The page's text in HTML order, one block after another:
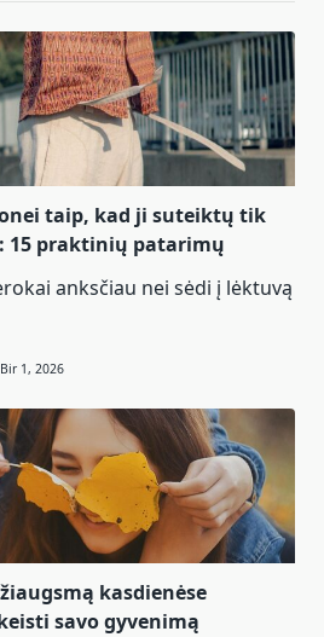
taip, kad ji suteiktų tik
15 praktinių patarimų
anksčiau nei sėdi į lėktuvą
Bir 1, 2026
kasdienėse
savo gyvenimą